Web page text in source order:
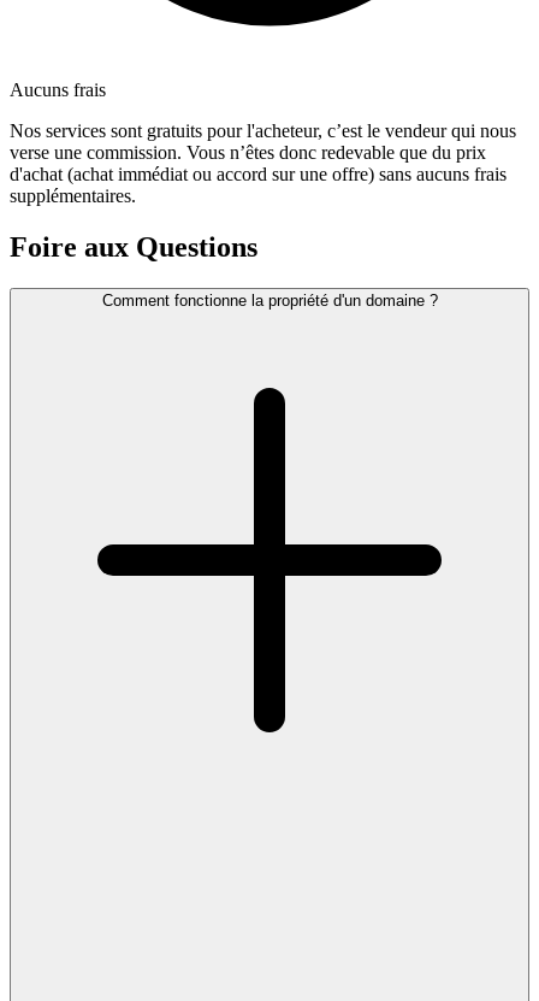
Aucuns frais
Nos services sont gratuits pour l'acheteur, c’est le vendeur qui nous
verse une commission. Vous n’êtes donc redevable que du prix
d'achat (achat immédiat ou accord sur une offre) sans aucuns frais
supplémentaires.
Foire aux Questions
Comment fonctionne la propriété d'un domaine ?